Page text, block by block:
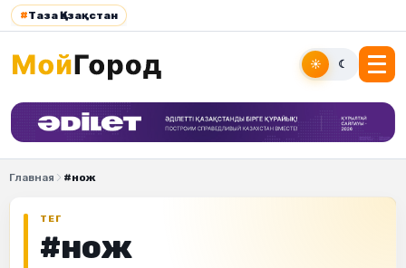
#Таза Қазақстан
☀ ☾
Главная #нож
ТЕГ
#нож